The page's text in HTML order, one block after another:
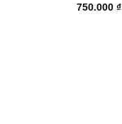
750.000₫